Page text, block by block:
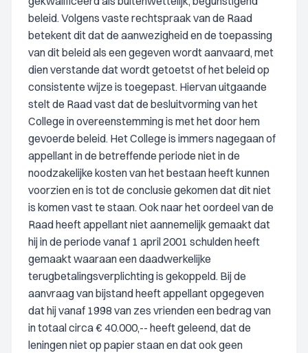
beleid. Volgens vaste rechtspraak van de Raad
betekent dit dat de aanwezigheid en de toepassing
van dit beleid als een gegeven wordt aanvaard, met
dien verstande dat wordt getoetst of het beleid op
consistente wijze is toegepast. Hiervan uitgaande
stelt de Raad vast dat de besluitvorming van het
College in overeenstemming is met het door hem
gevoerde beleid. Het College is immers nagegaan of
appellant in de betreffende periode niet in de
noodzakelijke kosten van het bestaan heeft kunnen
voorzien en is tot de conclusie gekomen dat dit niet
is komen vast te staan. Ook naar het oordeel van de
Raad heeft appellant niet aannemelijk gemaakt dat
hij in de periode vanaf 1 april 2001 schulden heeft
gemaakt waaraan een daadwerkelijke
terugbetalingsverplichting is gekoppeld. Bij de
aanvraag van bijstand heeft appellant opgegeven
dat hij vanaf 1998 van zes vrienden een bedrag van
in totaal circa € 40.000,-- heeft geleend, dat de
leningen niet op papier staan en dat ook geen